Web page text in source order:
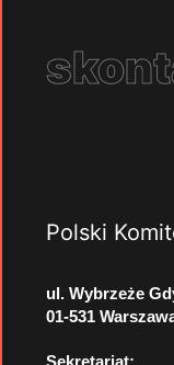
Polski
ul. Wybrzeże
01-531
Sekretariat: